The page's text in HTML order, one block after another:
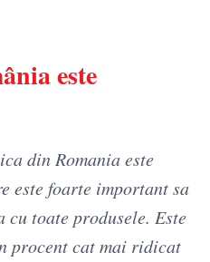
este
din Romania este
este foarte important sa
cu toate produsele. Este
procent cat mai ridicat